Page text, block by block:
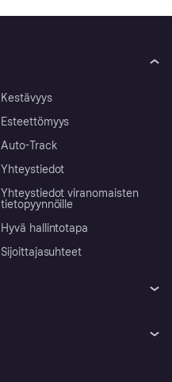
Kestävyys
Esteettömyys
Auto-Track
Yhteystiedot
Yhteystiedot viranomaisten
tietopyynnöille
Hyvä hallintotapa
Sijoittajasuhteet